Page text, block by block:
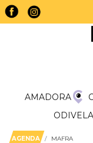
AMADORA
AGENDA MAFRA